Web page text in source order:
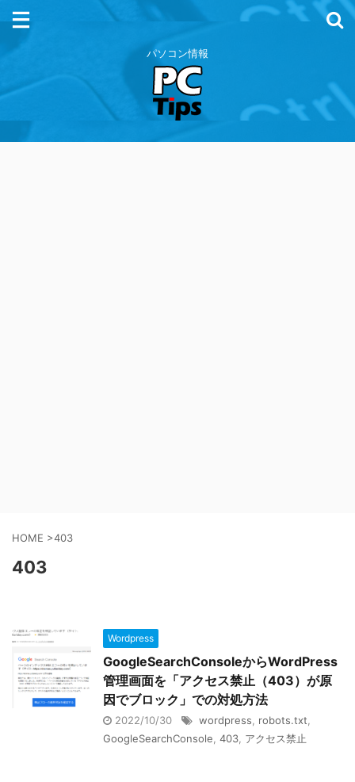
パソコン情報
HOME >403
403
Wordpress
GoogleSearchConsoleからWordPress
管理画面を「アクセス禁止（403）が原
因でブロック」での対処方法
2022/10/30 wordpress robots.txt
GoogleSearchConsole 403 アクセス禁止